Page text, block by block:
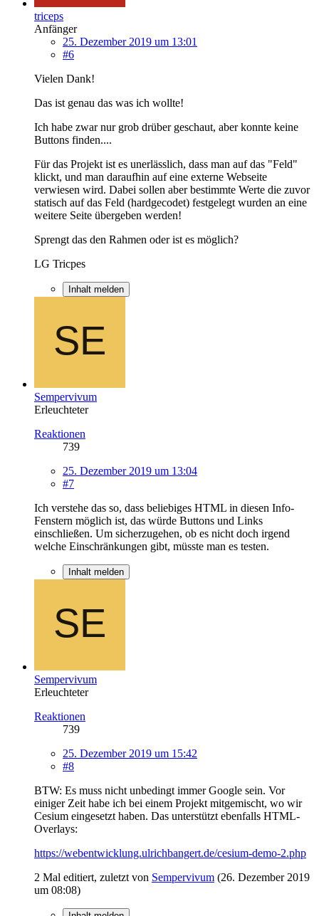
triceps
Anfänger
25. Dezember 2019 um 13:01
#6
Vielen Dank!
Das ist genau das was ich wollte!
Ich habe zwar nur grob drüber geschaut, aber konnte keine
Buttons finden....
Für das Projekt ist es unerlässlich, dass man auf das "Feld"
klickt, und man daraufhin auf eine externe Webseite
verwiesen wird. Dabei sollen aber bestimmte Werte die zuvor
statisch auf das Feld (hardgecodet) festgelegt wurden an eine
weitere Seite übergeben werden!
Sprengt das den Rahmen oder ist es möglich?
LG Tricpes
Inhalt melden
Sempervivum
Erleuchteter
Reaktionen
739
25. Dezember 2019 um 13:04
#7
Ich verstehe das so, dass beliebiges HTML in diesen Info-
Fenstern möglich ist, das würde Buttons und Links
einschließen. Um sicherzugehen, ob es nicht doch irgend
welche Einschränkungen gibt, müsste man es testen.
Inhalt melden
Sempervivum
Erleuchteter
Reaktionen
739
25. Dezember 2019 um 15:42
#8
BTW: Es muss nicht unbedingt immer Google sein. Vor
einiger Zeit habe ich bei einem Projekt mitgemischt, wo wir
Cesium eingesetzt haben. Das unterstützt ebenfalls HTML-
Overlays:
https://webentwicklung.ulrichbangert.de/cesium-demo-2.php
2 Mal editiert, zuletzt von Sempervivum (26. Dezember 2019
um 08:08)